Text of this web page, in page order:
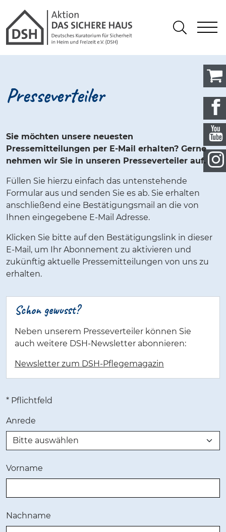
Gathmann Michaelis und
Suchen
Presseverteiler
Sie möchten unsere neuesten
Pressemitteilungen per E-Mail erhalten? Gerne
nehmen wir Sie in unseren Presseverteiler auf.
Füllen Sie hierzu einfach das untenstehende
Formular aus und senden Sie es ab. Sie erhalten
anschließend eine Bestätigungsmail an die von
Ihnen eingegebene E-Mail Adresse.
Klicken Sie bitte auf den Bestätigungslink in dieser
E-Mail, um Ihr Abonnement zu aktivieren und
zukünftig aktuelle Pressemitteilungen von uns zu
erhalten.
Schon gewusst?
Neben unserem Presseverteiler können Sie
auch weitere DSH-Newsletter abonnieren:
Newsletter zum DSH-Pflegemagazin
* Pflichtfeld
Anrede
Vorname
Nachname